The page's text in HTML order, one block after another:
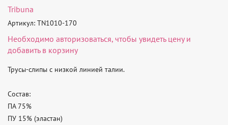
Tribuna
Артикул: TN1010-170
Необходимо авторизоваться, чтобы увидеть цену и
добавить в корзину
Трусы-слипы с низкой линией талии.
Состав:
ПА 75%
ПУ 15% (эластан)